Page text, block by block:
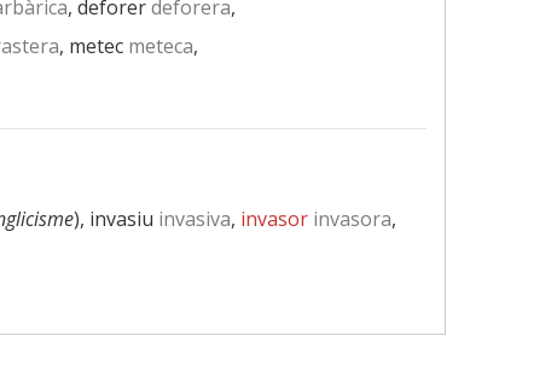
, deforerdeforera,
, metec meteca,
), invasiu invasiva, invasor invasora,